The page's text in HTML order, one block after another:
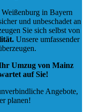
in Bayern
und unbeschadet an
Sie sich selbst von
. Unsere umfassender
Umzug von Mainz
auf Sie!
Angebote,
planen!